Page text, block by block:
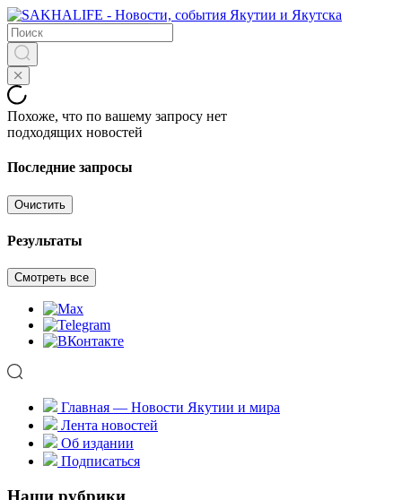
Похоже, что по вашему запросу нет
подходящих новостей
Последние запросы
Очистить
Результаты
Смотреть все
Главная — Новости Якутии и мира
Лента новостей
Об издании
Подписаться
Наши рубрики